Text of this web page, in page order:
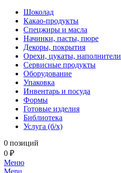
Шоколад
Какао-продукты
Спецжиры и масла
Начинки, пасты, пюре
Декоры, покрытия
Орехи, цукаты, наполнители
Сервисные продукты
Оборудование
Упаковка
Инвентарь и посуда
Формы
Готовые изделия
Библиотека
Услуга (б/х)
0 позиций
0 ₽
Меню
Menu